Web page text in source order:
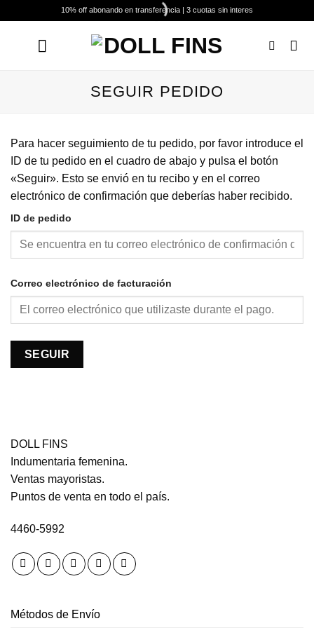
contenido
10% off abonando en transferencia | 3 cuotas sin interes
SEGUIR PEDIDO
Para hacer seguimiento de tu pedido, por favor introduce el
ID de tu pedido en el cuadro de abajo y pulsa el botón
«Seguir». Esto se envió en tu recibo y en el correo
electrónico de confirmación que deberías haber recibido.
ID de pedido
Correo electrónico de facturación
SEGUIR
DOLL FINS
Indumentaria femenina.
Ventas mayoristas.
Puntos de venta en todo el país.
4460-5992
Métodos de Envío